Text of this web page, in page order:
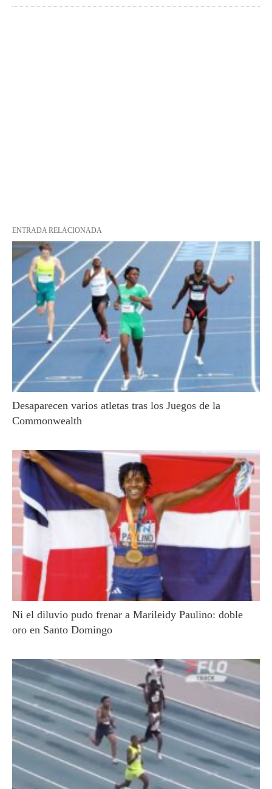
ENTRADA RELACIONADA
Desaparecen varios atletas tras los Juegos de la
Commonwealth
Ni el diluvio pudo frenar a Marileidy Paulino: doble
oro en Santo Domingo